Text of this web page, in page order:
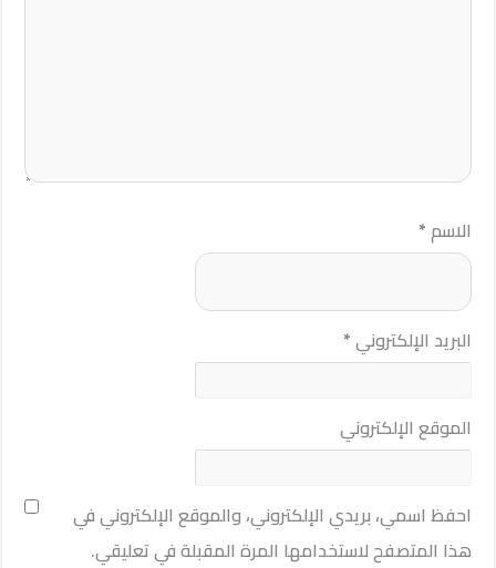
الاسم*
البريد الإلكتروني*
الموقع الإلكتروني
احفظ اسمي، بريدي الإلكتروني، والموقع الإلكتروني في
هذا المتصفح لاستخدامها المرة المقبلة في تعليقي.